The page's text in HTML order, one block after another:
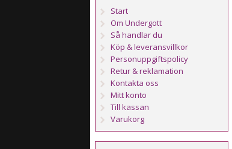
Start
Om Undergott
Så handlar du
Köp & leveransvillkor
Personuppgiftspolicy
Retur & reklamation
Kontakta oss
Mitt konto
Till kassan
Varukorg